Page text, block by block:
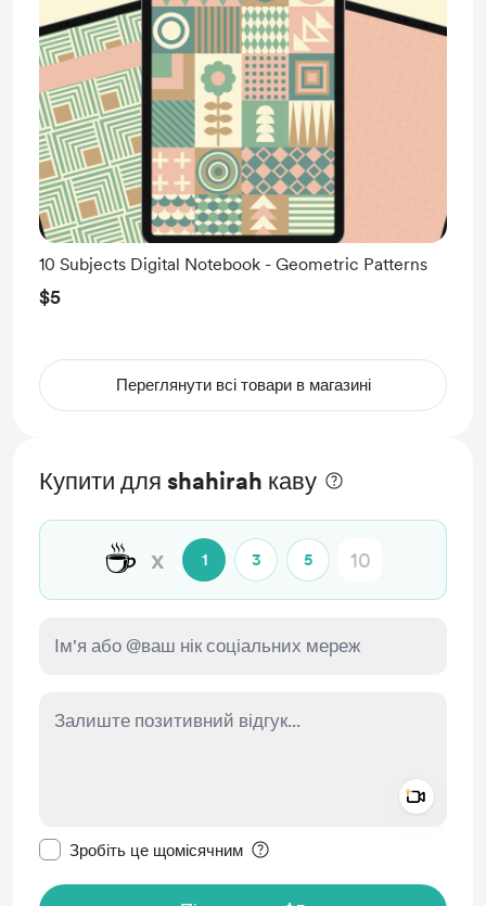
10 Subjects Digital Notebook - Geometric Patterns
$5
Переглянути всі товари в магазині
Купити для shahirah каву
☕ x 1 3 5
Зробіть це щомісячним